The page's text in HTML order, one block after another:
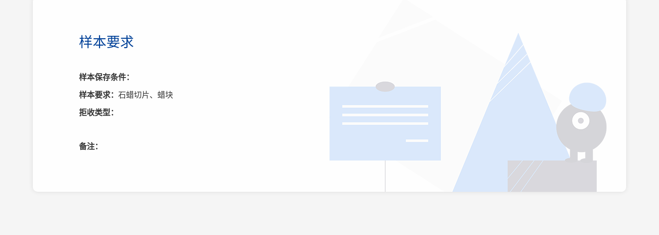
样本要求
样本保存条件：
样本要求：石蜡切片、蜡块
拒收类型：
备注：